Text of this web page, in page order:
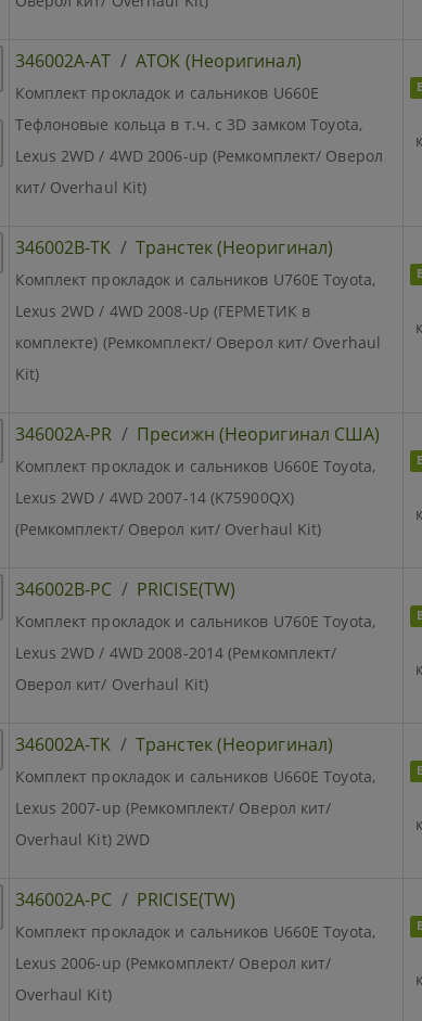
346002A-AT / ATOK (Неоригинал)
Комплект прокладок и сальников U660E
Тефлоновые кольца в т.ч. с 3D замком Toyota,
Lexus 2WD / 4WD 2006-up (Ремкомплект/ Оверол
кит/ Overhaul Kit)
346002B-TK / Транстек (Неоригинал)
Комплект прокладок и сальников U760E Toyota,
Lexus 2WD / 4WD 2008-Up (ГЕРМЕТИК в
комплекте) (Ремкомплект/ Оверол кит/ Overhaul
Kit)
346002A-PR / Пресижн (Неоригинал США)
Комплект прокладок и сальников U660E Toyota,
Lexus 2WD / 4WD 2007-14 (K75900QX)
(Ремкомплект/ Оверол кит/ Overhaul Kit)
346002B-PC / PRICISE(TW)
Комплект прокладок и сальников U760E Toyota,
Lexus 2WD / 4WD 2008-2014 (Ремкомплект/
Оверол кит/ Overhaul Kit)
346002A-TK / Транстек (Неоригинал)
Комплект прокладок и сальников U660E Toyota,
Lexus 2007-up (Ремкомплект/ Оверол кит/
Overhaul Kit) 2WD
346002A-PC / PRICISE(TW)
Комплект прокладок и сальников U660E Toyota,
Lexus 2006-up (Ремкомплект/ Оверол кит/
Overhaul Kit)